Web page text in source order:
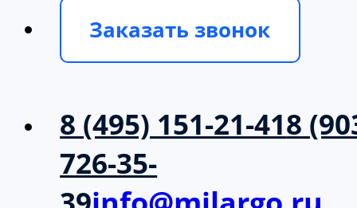
Заказать звонок
8 (495) 151-21-418
726-35-